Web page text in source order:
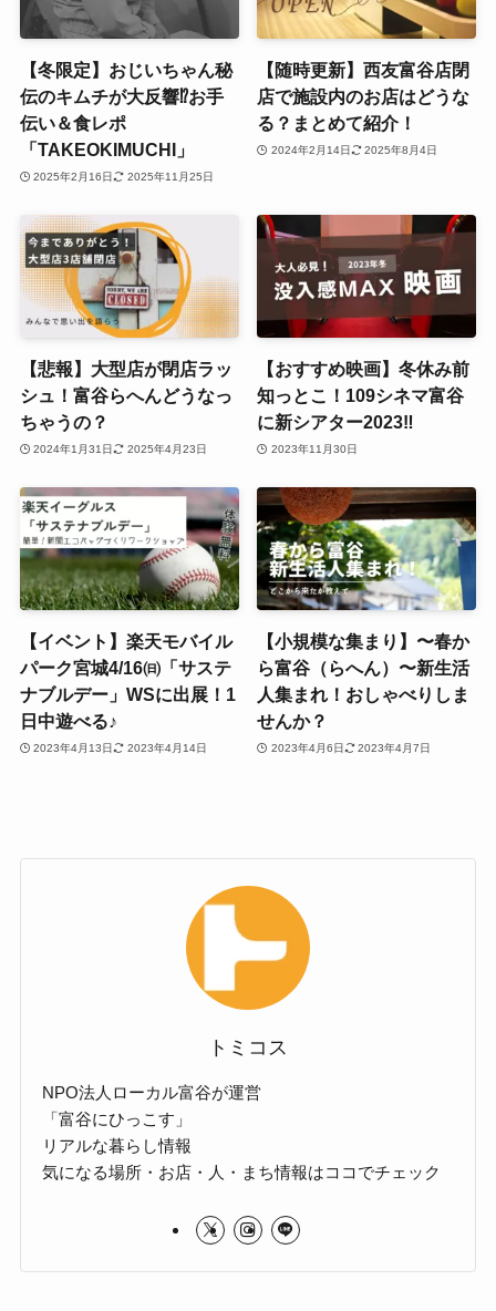
【冬限定】おじいちゃん秘
伝のキムチが大反響⁉お手
伝い＆食レポ
「TAKEOKIMUCHI」
2025年2月16日 2025年11月25日
【随時更新】西友富谷店閉
店で施設内のお店はどうな
る？まとめて紹介！
2024年2月14日 2025年8月4日
【悲報】大型店が閉店ラッ
シュ！富谷らへんどうなっ
ちゃうの？
2024年1月31日 2025年4月23日
【おすすめ映画】冬休み前
知っとこ！109シネマ富谷
に新シアター2023‼
2023年11月30日
【イベント】楽天モバイル
パーク宮城4/16㈰「サステ
ナブルデー」WSに出展！1
日中遊べる♪
2023年4月13日 2023年4月14日
【小規模な集まり】〜春か
ら富谷（らへん）〜新生活
人集まれ！おしゃべりしま
せんか？
2023年4月6日 2023年4月7日
トミコス
NPO法人ローカル富谷が運営
「富谷にひっこす」
リアルな暮らし情報
気になる場所・お店・人・まち情報はココでチェック